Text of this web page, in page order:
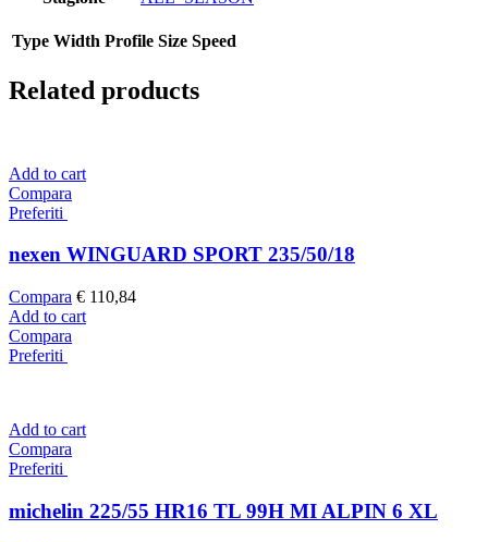
Type Width Profile Size Speed
Related products
Add to cart
Compara
Preferiti
nexen WINGUARD SPORT 235/50/18
Compara € 110,84
Add to cart
Compara
Preferiti
Add to cart
Compara
Preferiti
michelin 225/55 HR16 TL 99H MI ALPIN 6 XL